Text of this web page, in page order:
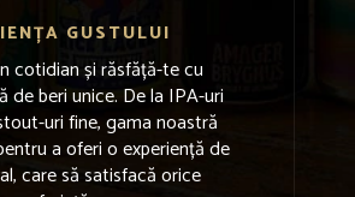
GUSTULUI
cotidian și răsfăță-te cu
de beri unice. De la IPA-uri
uri fine, gama noastră
a oferi o experiență de
care să satisfacă orice